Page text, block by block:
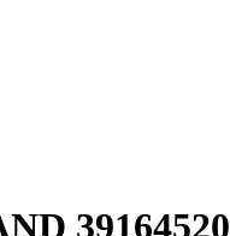
39164520